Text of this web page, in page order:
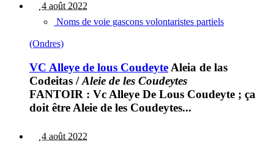
4 août 2022
Noms de voie gascons volontaristes partiels
(Ondres)
VC Alleye de lous Coudeyte Aleia de las
Codeitas /Aleie de les Coudeytes
FANTOIR : Vc Alleye De Lous Coudeyte ; ça
doit être Aleie de les Coudeytes...
4 août 2022